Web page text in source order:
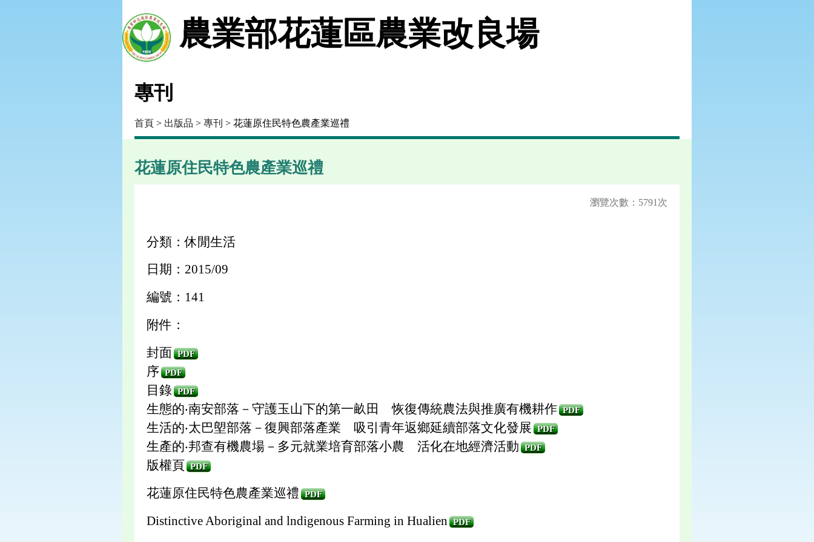
農業部花蓮區農業改良場
專刊
首頁 > 出版品 > 專刊 > 花蓮原住民特色農產業巡禮
花蓮原住民特色農產業巡禮
瀏覽次數：5791次
分類：休閒生活
日期：2015/09
編號：141
附件：
封面 PDF
序 PDF
目錄 PDF
生態的‧南安部落－守護玉山下的第一畝田 恢復傳統農法與推廣有機耕作 PDF
生活的‧太巴塱部落－復興部落產業 吸引青年返鄉延續部落文化發展 PDF
生產的‧邦查有機農場－多元就業培育部落小農 活化在地經濟活動 PDF
版權頁 PDF
花蓮原住民特色農產業巡禮 PDF
Distinctive Aboriginal and lndigenous Farming in Hualien PDF